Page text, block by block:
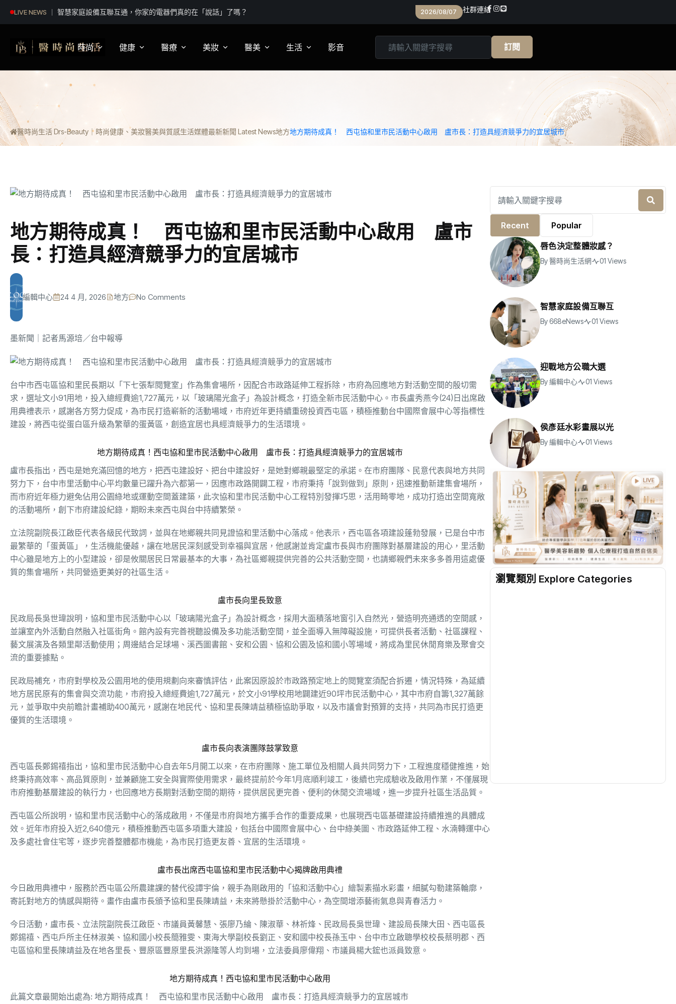
LIVE NEWS 智慧家庭設備互聯互通，你家的電器們真的在「說話」了嗎？ 2026/08/07 社群連結
時尚
影視娛樂
潮流趨勢
健康
營養
醫療
醫師訪談
美妝
專家建議
醫美
醫美實測
生活
旅遊
影音 訂閱
醫時尚生活 Drs-Beauty｜時尚健康、美妝醫美與質感生活媒體最新新聞 Latest News地方地方期待成真！ 西屯協和里市民活動中心啟用 盧市長：打造具經濟競爭力的宜居城市
地方期待成真！ 西屯協和里市民活動中心啟用 盧市
長：打造具經濟競爭力的宜居城市
編輯中心 24 4 月, 2026 地方 No Comments
墨新聞 ｜記者馬源培／台中報導
台中市西屯區協和里民長期以「下七張犁閱覽室」作為集會場所，因配合市政路延伸工程拆除，市府為回應地方對活動空間的殷切需
求，選址文小91用地，投入總經費逾1,727萬元，以「玻璃陽光盒子」為設計概念，打造全新市民活動中心。市長盧秀燕今(24)日出席啟
用典禮表示，感謝各方努力促成，為市民打造嶄新的活動場域，市府近年更持續重磅投資西屯區，積極推動台中國際會展中心等指標性
建設，將西屯從蛋白區升級為繁華的蛋黃區，創造宜居也具經濟競爭力的生活環境。
地方期待成真！西屯協和里市民活動中心啟用 盧市長：打造具經濟競爭力的宜居城市
盧市長指出，西屯是她充滿回憶的地方，把西屯建設好、把台中建設好，是她對鄉親最堅定的承諾。在市府團隊、民意代表與地方共同
努力下，台中市里活動中心平均數量已躍升為六都第一，因應市政路開闢工程，市府秉持「說到做到」原則，迅速推動新建集會場所，
而市府近年極力避免佔用公園綠地或運動空間蓋建築，此次協和里市民活動中心工程特別發揮巧思，活用畸零地，成功打造出空間寬敞
的活動場所，創下市府建設紀錄，期盼未來西屯與台中持續繁榮。
立法院副院長江啟臣代表各級民代致詞，並與在地鄉親共同見證協和里活動中心落成。他表示，西屯區各項建設蓬勃發展，已是台中市
最繁華的「蛋黃區」，生活機能優越，讓在地居民深刻感受到幸福與宜居，他感謝並肯定盧市長與市府團隊對基層建設的用心，里活動
中心雖是地方上的小型建設，卻是攸關居民日常最基本的大事，為社區鄉親提供完善的公共活動空間，也請鄉親們未來多多善用這處優
質的集會場所，共同營造更美好的社區生活。
盧市長向里長致意
民政局長吳世瑋說明，協和里市民活動中心以「玻璃陽光盒子」為設計概念，採用大面積落地窗引入自然光，營造明亮通透的空間感，
並讓室內外活動自然融入社區街角。館內設有完善視聽設備及多功能活動空間，並全面導入無障礙設施，可提供長者活動、社區課程、
藝文展演及各類里鄰活動使用；周邊結合足球場、溪西圖書館、安和公園、協和公園及協和國小等場域，將成為里民休閒育樂及聚會交
流的重要據點。
民政局補充，市府對學校及公園用地的使用規劃向來審慎評估，此案因原設於市政路預定地上的閱覽室須配合拆遷，情況特殊，為延續
地方居民原有的集會與交流功能，市府投入總經費逾1,727萬元，於文小91學校用地闢建近90坪市民活動中心，其中市府自籌1,327萬餘
元，並爭取中央前瞻計畫補助400萬元，感謝在地民代、協和里長陳靖益積極協助爭取，以及市議會對預算的支持，共同為市民打造更
優質的生活環境。
盧市長向表演團隊鼓掌致意
西屯區長鄭錫禧指出，協和里市民活動中心自去年5月開工以來，在市府團隊、施工單位及相關人員共同努力下，工程進度穩健推進，始
終秉持高效率、高品質原則，並兼顧施工安全與實際使用需求，最終提前於今年1月底順利竣工，後續也完成驗收及啟用作業，不僅展現
市府推動基層建設的執行力，也回應地方長期對活動空間的期待，提供居民更完善、便利的休閒交流場域，進一步提升社區生活品質。
西屯區公所說明，協和里市民活動中心的落成啟用，不僅是市府與地方攜手合作的重要成果，也展現西屯區基礎建設持續推進的具體成
效。近年市府投入近2,640億元，積極推動西屯區多項重大建設，包括台中國際會展中心、台中綠美圖、市政路延伸工程、水湳轉運中心
及多處社會住宅等，逐步完善整體都市機能，為市民打造更友善、宜居的生活環境。
盧市長出席西屯區協和里市民活動中心揭牌啟用典禮
今日啟用典禮中，服務於西屯區公所農建課的替代役譚宇倫，親手為剛啟用的「協和活動中心」繪製素描水彩畫，細膩勾勒建築輪廓，
寄託對地方的情感與期待。畫作由盧市長頒予協和里長陳靖益，未來將懸掛於活動中心，為空間增添藝術氣息與青春活力。
今日活動，盧市長、立法院副院長江啟臣、市議員黃馨慧、張廖乃綸、陳淑華、林祈烽、民政局長吳世瑋、建設局長陳大田、西屯區長
鄭錫禧、西屯戶所主任林淑美、協和國小校長簡雅雯、東海大學副校長劉正、安和國中校長孫玉中、台中市立啟聰學校校長蔡明郡、西
屯區協和里長陳靖益及在地各里長、豐原區豐原里長洪源隆等人均到場，立法委員廖偉翔、市議員楊大鋐也派員致意。
地方期待成真！西屯協和里市民活動中心啟用
此篇文章最開始出處為: 地方期待成真！ 西屯協和里市民活動中心啟用 盧市長：打造具經濟競爭力的宜居城市
Recent Popular
唇色決定整體妝感？
By醫時尚生活網 01 Views
智慧家庭設備互聯互
By668eNews 01 Views
迎戰地方公職大選
By編輯中心 01 Views
侯彥廷水彩畫展以光
By編輯中心 01 Views
瀏覽類別 Explore Categories